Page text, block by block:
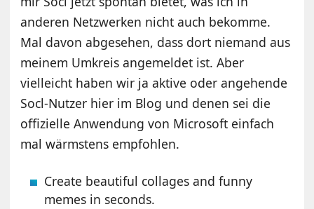
anderen Netzwerken nicht auch bekomme.
Mal davon abgesehen, dass dort niemand aus
meinem Umkreis angemeldet ist. Aber
vielleicht haben wir ja aktive oder angehende
Socl-Nutzer hier im Blog und denen sei die
offizielle Anwendung von Microsoft einfach
mal wärmstens empfohlen.
Create beautiful collages and funny
memes in seconds.